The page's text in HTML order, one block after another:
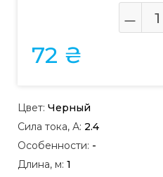
72 ₴
Цвет: Черный
Сила тока, А: 2.4
Особенности: -
Длина, м: 1